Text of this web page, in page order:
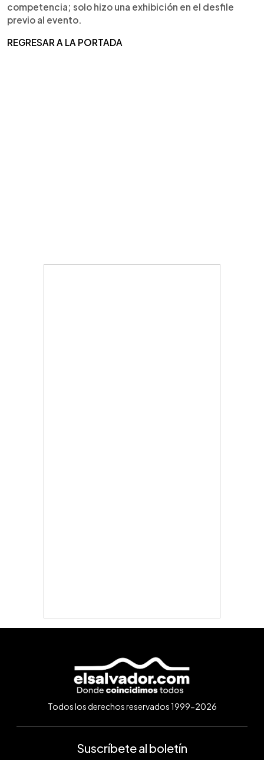
competencia; solo hizo una exhibición en el desfile
previo al evento.
REGRESAR A LA PORTADA
Todos los derechos reservados 1999-2026
Suscríbete al boletín